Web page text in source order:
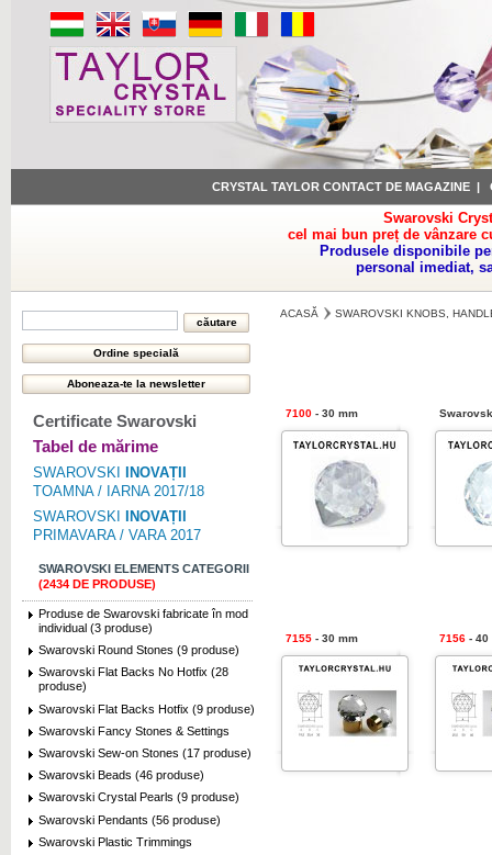
CRYSTAL TAYLOR CONTACT DE MAGAZINE |
Swarovski
cel mai bun preț de vânzare
Produsele disponibile
personal imediat,
Certificate Swarovski
Tabel de mărime
SWAROVSKI
INOVAȚII
TOAMNA / IARNA 2017/18
SWAROVSKI
INOVAȚII
PRIMAVARA / VARA 2017
SWAROVSKI ELEMENTS CATEGORII
(2434 DE PRODUSE)
Produse de Swarovski fabricate în mod
individual (3 produse)
Swarovski Round Stones (9 produse)
Swarovski Flat Backs No Hotfix (28
produse)
Swarovski Flat Backs Hotfix (9 produse)
Swarovski Fancy Stones & Settings
Swarovski Sew-on Stones (17 produse)
Swarovski Beads (46 produse)
Swarovski Crystal Pearls (9 produse)
Swarovski Pendants (56 produse)
Swarovski Plastic Trimmings
ACASĂ SWAROVSKI KNOBS,
7100 - 30 mm
7155 - 30 mm 7156 - 40